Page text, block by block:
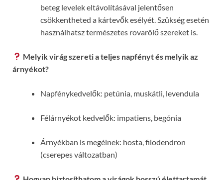
beteg levelek eltávolításával jelentősen
csökkentheted a kártevők esélyét. Szükség esetén
használhatsz természetes rovarölő szereket is.
Melyik virág szereti a teljes napfényt és melyik az
árnyékot?
Napfénykedvelők: petúnia, muskátli, levendula
Félárnyékot kedvelők: impatiens, begónia
Árnyékban is megélnek: hosta, filodendron
(cserepes változatban)